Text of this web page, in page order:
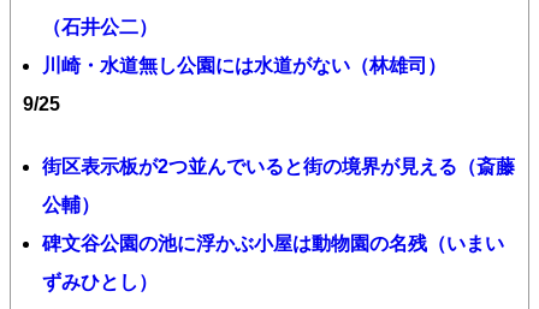
（石井公二）
川崎・水道無し公園には水道がない（林雄司）
9/25
街区表示板が2つ並んでいると街の境界が見える（斎藤
公輔）
碑文谷公園の池に浮かぶ小屋は動物園の名残（いまい
ずみひとし）